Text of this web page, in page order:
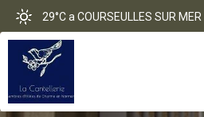
29°Ca COURSEULLES SUR MER